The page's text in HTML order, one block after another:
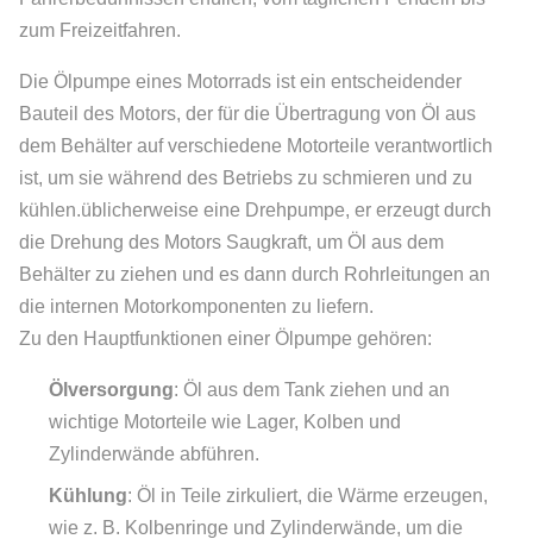
zum Freizeitfahren.
Die Ölpumpe eines Motorrads ist ein entscheidender
Bauteil des Motors, der für die Übertragung von Öl aus
dem Behälter auf verschiedene Motorteile verantwortlich
ist, um sie während des Betriebs zu schmieren und zu
kühlen.üblicherweise eine Drehpumpe, er erzeugt durch
die Drehung des Motors Saugkraft, um Öl aus dem
Behälter zu ziehen und es dann durch Rohrleitungen an
die internen Motorkomponenten zu liefern.
Zu den Hauptfunktionen einer Ölpumpe gehören:
Ölversorgung: Öl aus dem Tank ziehen und an
wichtige Motorteile wie Lager, Kolben und
Zylinderwände abführen.
Kühlung: Öl in Teile zirkuliert, die Wärme erzeugen,
wie z. B. Kolbenringe und Zylinderwände, um die